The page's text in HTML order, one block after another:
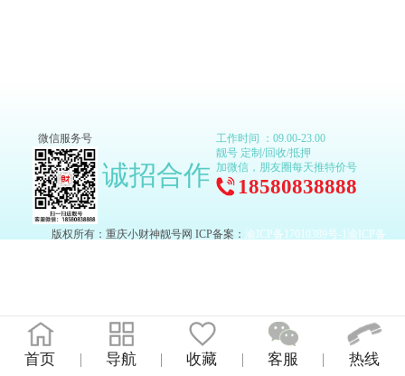
微信服务号
诚招合作
工作时间 ：09.00-23.00
靓号 定制/回收/抵押
加微信，朋友圈每天推特价号
18580838888
版权所有：重庆小财神靓号网 ICP备案： 渝ICP备17010389号-1 渝ICP备
首页 导航 收藏 客服 热线